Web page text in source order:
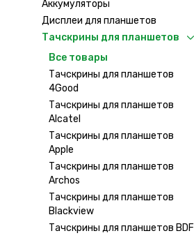
Аккумуляторы
Дисплеи для планшетов
Тачскрины для планшетов
Все товары
Тачскрины для планшетов
4Good
Тачскрины для планшетов
Alcatel
Тачскрины для планшетов
Apple
Тачскрины для планшетов
Archos
Тачскрины для планшетов
Blackview
Тачскрины для планшетов BDF